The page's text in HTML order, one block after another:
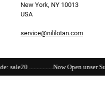
New York, NY 10013
USA
service@nililotan.com
Open unser Super---